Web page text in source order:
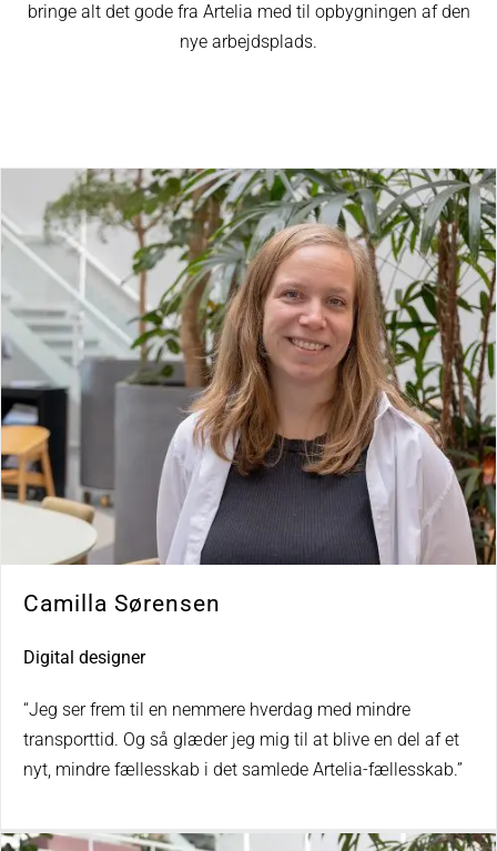
bringe alt det gode fra Artelia med til opbygningen af den
nye arbejdsplads.
Camilla Sørensen
Digital designer
“Jeg ser frem til en nemmere hverdag med mindre
transporttid. Og så glæder jeg mig til at blive en del af et
nyt, mindre fællesskab i det samlede Artelia-fællesskab.”